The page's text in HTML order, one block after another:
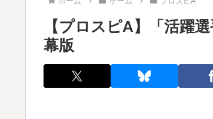
【プロスピA】「活躍
幕版